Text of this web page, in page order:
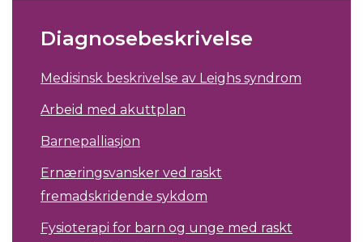
Diagnosebeskrivelse
Medisinsk beskrivelse av Leighs syndrom
Arbeid med akuttplan
Barnepalliasjon
Ernæringsvansker ved raskt
fremadskridende sykdom
Fysioterapi for barn og unge med raskt